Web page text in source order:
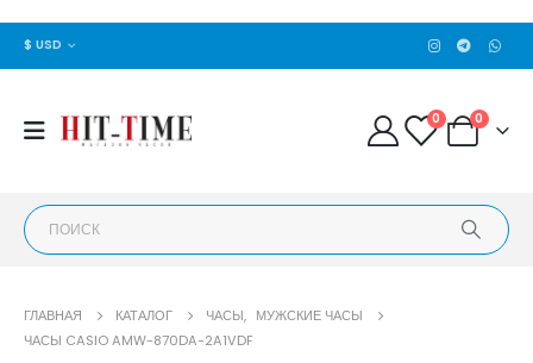
$ USD
0 0
ГЛАВНАЯ КАТАЛОГ ЧАСЫ, МУЖСКИЕ ЧАСЫ
ЧАСЫ CASIO AMW-870DA-2A1VDF